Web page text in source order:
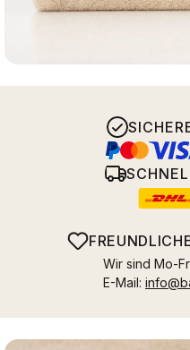
Wir sind Mo-
E-Mail: